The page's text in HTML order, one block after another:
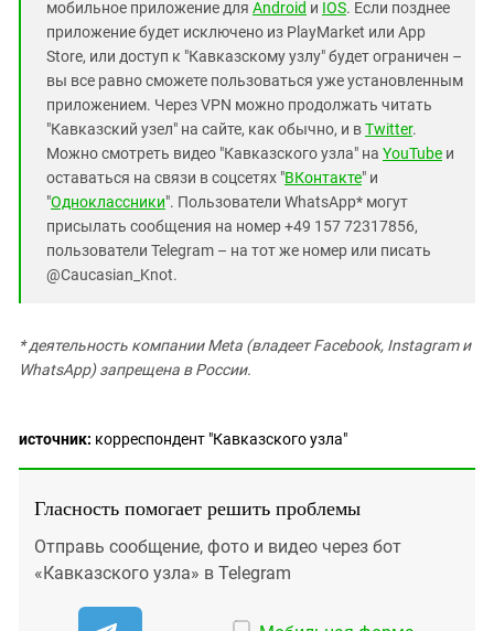
мобильное приложение для Android и IOS. Если позднее
приложение будет исключено из PlayMarket или App
Store, или доступ к "Кавказскому узлу" будет ограничен –
вы все равно сможете пользоваться уже установленным
приложением. Через VPN можно продолжать читать
"Кавказский узел" на сайте, как обычно, и вTwitter.
Можно смотреть видео "Кавказского узла" на YouTube и
оставаться на связи в соцсетях "ВКонтакте" и
"Одноклассники". Пользователи WhatsApp* могут
присылать сообщения на номер +49 157 72317856,
пользователи Telegram – на тот же номер или писать
@Caucasian_Knot.
* деятельность компании Meta (владеет Facebook, Instagram и
WhatsApp) запрещена в России.
источник: корреспондент "Кавказского узла"
Гласность помогает решить проблемы
Отправь сообщение, фото и видео через бот
«Кавказского узла» в Telegram